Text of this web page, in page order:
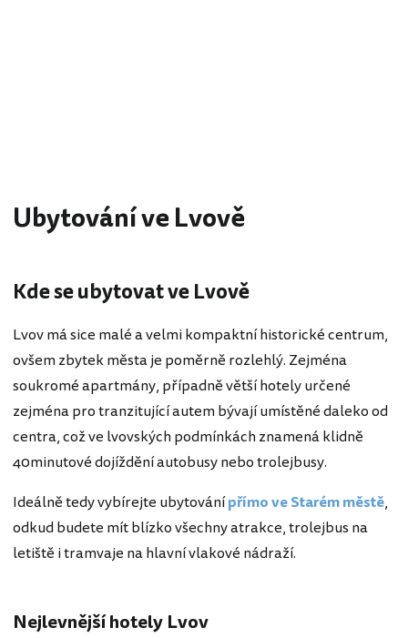
Ubytování ve Lvově
Kde se ubytovat ve Lvově
Lvov má sice malé a velmi kompaktní historické centrum,
ovšem zbytek města je poměrně rozlehlý. Zejména
soukromé apartmány, případně větší hotely určené
zejména pro tranzitující autem bývají umístěné daleko od
centra, což ve lvovských podmínkách znamená klidně
40minutové dojíždění autobusy nebo trolejbusy.
Ideálně tedy vybírejte ubytovánípřímo ve Starém městě,
odkud budete mít blízko všechny atrakce, trolejbus na
letiště i tramvaje na hlavní vlakové nádraží.
Nejlevnější hotely Lvov